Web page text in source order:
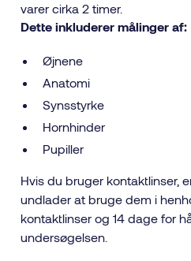
varer cirka 2 timer.
Dette inkluderer målinger af:
Øjnene
Anatomi
Synsstyrke
Hornhinder
Pupiller
Hvis du bruger kontaktlinser,
undlader at bruge dem i
kontaktlinser og 14 dage for
undersøgelsen.